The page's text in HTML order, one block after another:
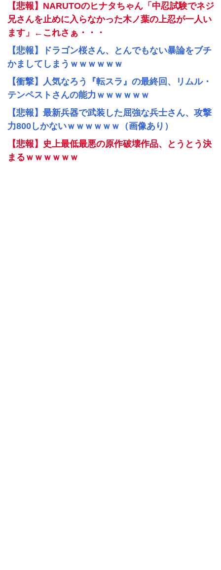
【悲報】NARUTOのヒナタちゃん「中忍試験でネジ
兄さんを止めに入らなかった木ノ葉の上忍が一人い
ます」←これさぁ・・・
【悲報】ドラゴン桜さん、とんでもない暴論をブチ
かましてしまうｗｗｗｗｗｗ
【衝撃】人気なろう『転スラ』の最終回、リムル・
テンペストさんの能力ｗｗｗｗｗｗ
【悲報】最新兵器で武装した屈強な兵士さん、攻撃
力800しかないｗｗｗｗｗｗ（画像あり）
【悲報】史上最低最悪の原作破壊作品、とうとう決
まるｗｗｗｗｗｗ